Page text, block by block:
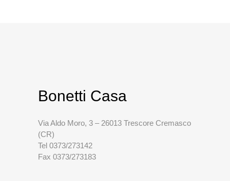
Bonetti Casa
Via Aldo Moro, 3 – 26013 Trescore Cremasco
(CR)
Tel 0373/273142
Fax 0373/273183